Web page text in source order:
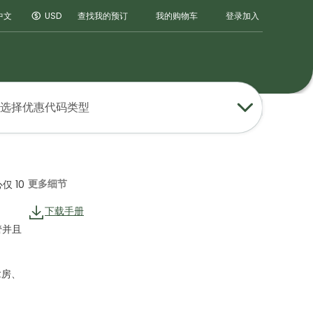
文 USD 查找我的预订 我的购物车 登录加入
选择优惠代码类型
10
且
、
更多细节
下载手册